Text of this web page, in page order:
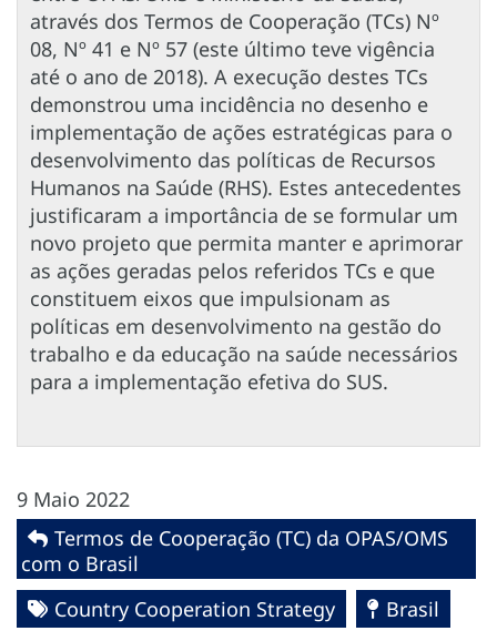
através dos Termos de Cooperação (TCs) Nº
08, Nº 41 e Nº 57 (este último teve vigência
até o ano de 2018). A execução destes TCs
demonstrou uma incidência no desenho e
implementação de ações estratégicas para o
desenvolvimento das políticas de Recursos
Humanos na Saúde (RHS). Estes antecedentes
justificaram a importância de se formular um
novo projeto que permita manter e aprimorar
as ações geradas pelos referidos TCs e que
constituem eixos que impulsionam as
políticas em desenvolvimento na gestão do
trabalho e da educação na saúde necessários
para a implementação efetiva do SUS.
9 Maio 2022
Termos de Cooperação (TC) da OPAS/OMS
com o Brasil
Country Cooperation Strategy
Brasil